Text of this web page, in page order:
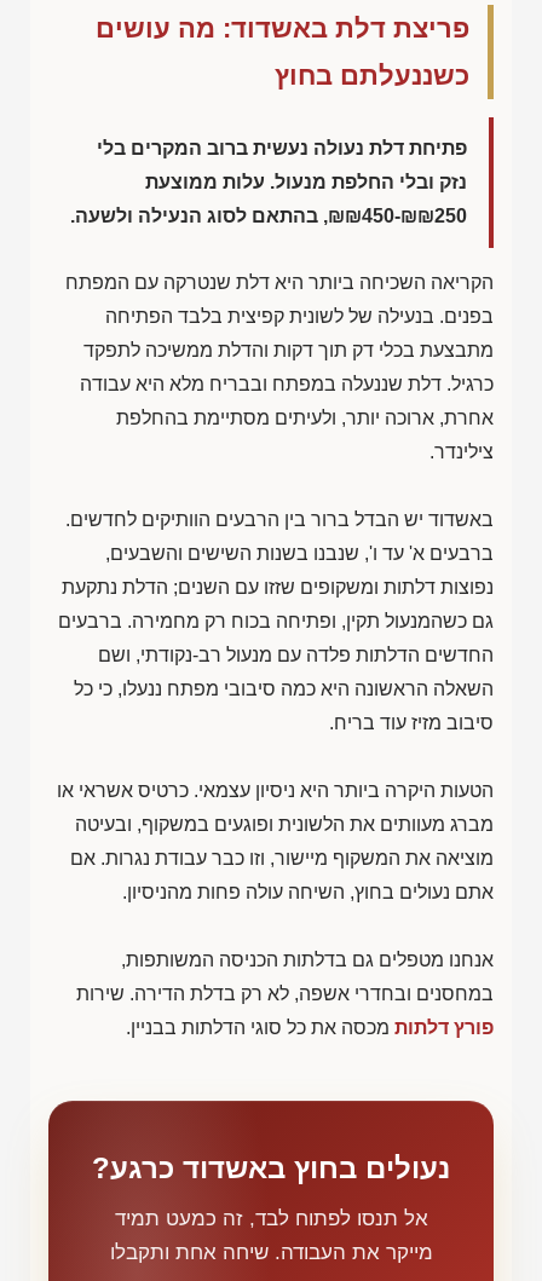
פריצת דלת באשדוד: מה עושים
כשננעלתם בחוץ
פתיחת דלת נעולה נעשית ברוב המקרים בלי
נזק ובלי החלפת מנעול. עלות ממוצעת
₪₪450-₪₪250, בהתאם לסוג הנעילה ולשעה.
הקריאה השכיחה ביותר היא דלת שנטרקה עם המפתח
בפנים. בנעילה של לשונית קפיצית בלבד הפתיחה
מתבצעת בכלי דק תוך דקות והדלת ממשיכה לתפקד
כרגיל. דלת שננעלה במפתח ובבריח מלא היא עבודה
אחרת, ארוכה יותר, ולעיתים מסתיימת בהחלפת
צילינדר.
באשדוד יש הבדל ברור בין הרבעים הוותיקים לחדשים.
ברבעים א' עד ו', שנבנו בשנות השישים והשבעים,
נפוצות דלתות ומשקופים שזזו עם השנים; הדלת נתקעת
גם כשהמנעול תקין, ופתיחה בכוח רק מחמירה. ברבעים
החדשים הדלתות פלדה עם מנעול רב-נקודתי, ושם
השאלה הראשונה היא כמה סיבובי מפתח ננעלו, כי כל
סיבוב מזיז עוד בריח.
הטעות היקרה ביותר היא ניסיון עצמאי. כרטיס אשראי או
מברג מעוותים את הלשונית ופוגעים במשקוף, ובעיטה
מוציאה את המשקוף מיישור, וזו כבר עבודת נגרות. אם
אתם נעולים בחוץ, השיחה עולה פחות מהניסיון.
אנחנו מטפלים גם בדלתות הכניסה המשותפות,
במחסנים ובחדרי אשפה, לא רק בדלת הדירה. שירות
פורץ דלתות מכסה את כל סוגי הדלתות בבניין.
נעולים בחוץ באשדוד כרגע?
אל תנסו לפתוח לבד, זה כמעט תמיד
מייקר את העבודה. שיחה אחת ותקבלו